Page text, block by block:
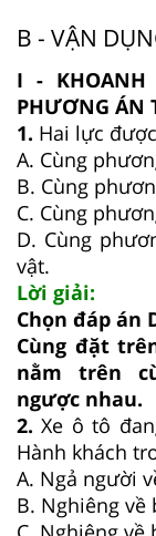
B - VẬN
I - KHOANH
PHƯƠNG ÁN
1. Hai lực
A. Cùng
B. Cùng
C. Cùng
D. Cùng
vật.
Lời giải:
Chọn đáp án
Cùng đặt
nằm trên
ngược nhau.
2. Xe ô tô
Hành khách
A. Ngả người
B. Nghiêng về